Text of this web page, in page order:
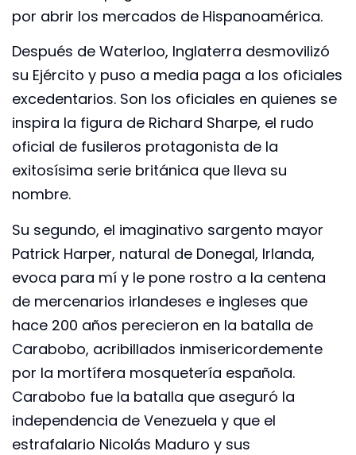
por abrir los mercados de Hispanoamérica.
Después de Waterloo, Inglaterra desmovilizó
su Ejército y puso a media paga a los oficiales
excedentarios. Son los oficiales en quienes se
inspira la figura de Richard Sharpe, el rudo
oficial de fusileros protagonista de la
exitosísima serie británica que lleva su
nombre.
Su segundo, el imaginativo sargento mayor
Patrick Harper, natural de Donegal, Irlanda,
evoca para mí y le pone rostro a la centena
de mercenarios irlandeses e ingleses que
hace 200 años perecieron en la batalla de
Carabobo, acribillados inmisericordemente
por la mortífera mosquetería española.
Carabobo fue la batalla que aseguró la
independencia de Venezuela y que el
estrafalario Nicolás Maduro y sus